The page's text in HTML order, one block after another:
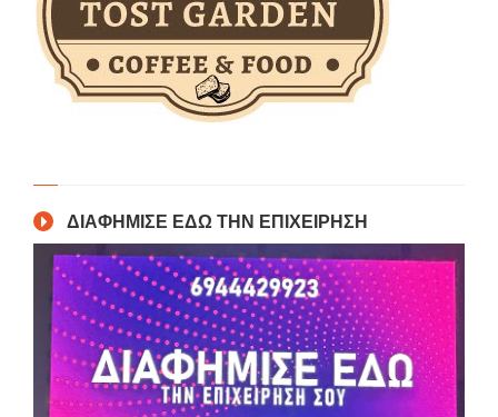
ΔΙΑΦΗΜΙΣΕ ΕΔΩ ΤΗΝ ΕΠΙΧΕΙΡΗΣΗ